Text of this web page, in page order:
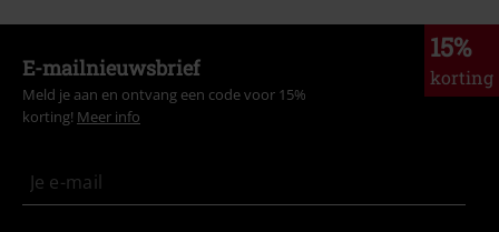
15%
korting
E-mailnieuwsbrief
Meld je aan en ontvang een code voor 15%
korting! Meer info